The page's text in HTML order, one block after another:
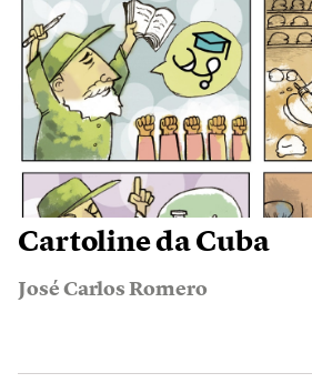
Cartoline da Cuba
José Carlos Romero